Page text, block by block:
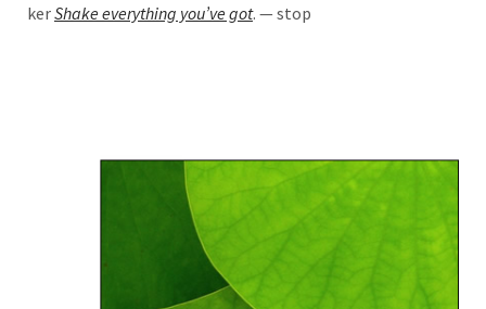
kerShake ever­y­thing you’­ve got. — stop